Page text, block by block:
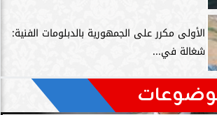
الأولى مكرر على الجمهورية بالدبلومات الفنية:
شغالة في...